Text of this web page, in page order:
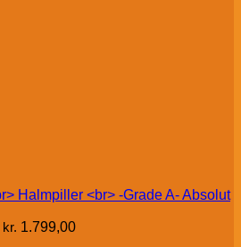
Absolut
kr. 1.799,00